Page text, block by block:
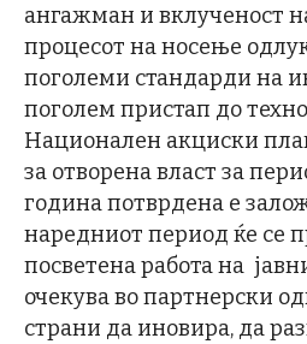
ангажман и вклученост
процесот на носење
поголеми стандарди на
поголем пристап до
Национален акциски
за отворена власт за
година потврдена е
наредниот период ќе се
посветена работа на
очекува во партнерски
страни да иновира, да